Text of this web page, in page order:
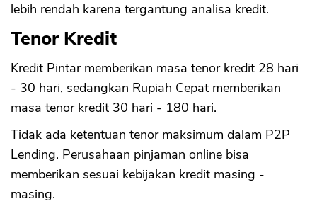
lebih rendah karena tergantung analisa kredit.
Tenor Kredit
Kredit Pintar memberikan masa tenor kredit 28 hari
- 30 hari, sedangkan Rupiah Cepat memberikan
masa tenor kredit 30 hari - 180 hari.
Tidak ada ketentuan tenor maksimum dalam P2P
Lending. Perusahaan pinjaman online bisa
memberikan sesuai kebijakan kredit masing -
masing.
OK
CANCEL